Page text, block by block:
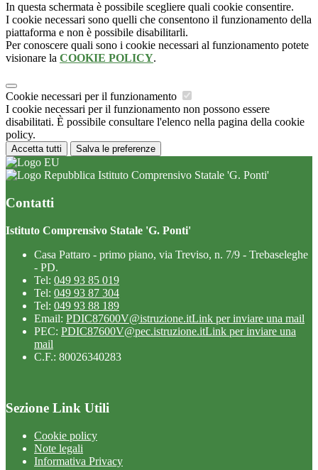
In questa schermata è possibile scegliere quali cookie consentire.
I cookie necessari sono quelli che consentono il funzionamento della
piattaforma e non è possibile disabilitarli.
Per conoscere quali sono i cookie necessari al funzionamento potete
visionare la COOKIE POLICY.
Cookie necessari per il funzionamento
I cookie necessari per il funzionamento non possono essere
disabilitati. È possibile consultare l'elenco nella pagina della cookie
policy.
Accetta tutti Salva le preferenze
Istituto Comprensivo Statale 'G. Ponti'
Contatti
Istituto Comprensivo Statale 'G. Ponti'
Casa Pattaro - primo piano, via Treviso, n. 7/9 - Trebaseleghe
- PD.
Tel: 049 93 85 019
Tel: 049 93 87 304
Tel: 049 93 88 189
Email: PDIC87600V@istruzione.itLink per inviare una mail
PEC: PDIC87600V@pec.istruzione.itLink per inviare una
mail
C.F.: 80026340283
Sezione Link Utili
Cookie policy
Note legali
Informativa Privacy